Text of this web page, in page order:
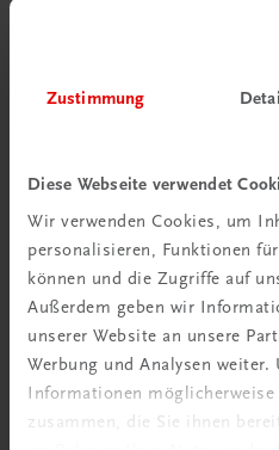
Zustimmung
Diese Webseite verwendet
Wir verwenden Cookies, um
personalisieren, Funktionen
können und die Zugriffe auf
Außerdem geben wir
unserer Website an unsere
Werbung und Analysen
Informationen
zusammen, die Sie ihnen